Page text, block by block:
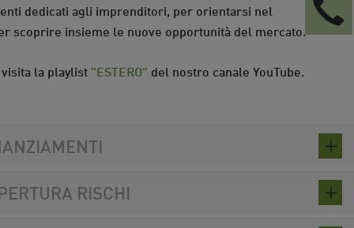
dedicati agli imprenditori, per orientarsi nel
scoprire insieme le nuove opportunità del mercato.
la playlist "ESTERO" del nostro canale YouTube.
RISCHI